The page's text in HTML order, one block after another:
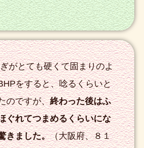
がとても硬くて固まりのよ
をすると、唸るくらいと
のですが、終わった後はふ
ぐれてつまめるくらいにな
きました。（大阪府、８１